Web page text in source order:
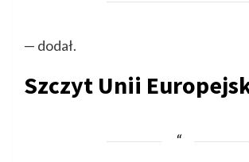
— dodał.
Szczyt Unii